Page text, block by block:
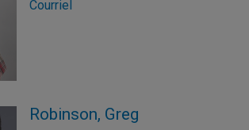
Courriel
Robinson, Greg